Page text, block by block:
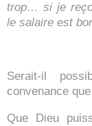
trop… si je
le salaire est
Serait-il
convenance
Que Dieu